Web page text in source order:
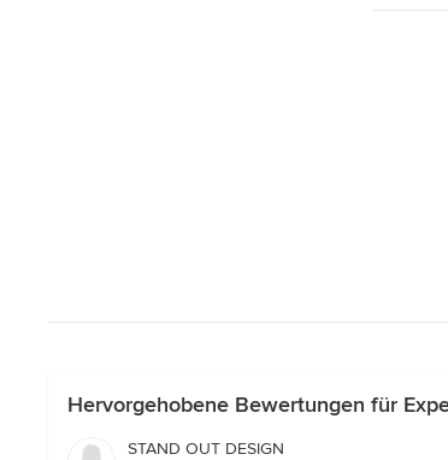
Hervorgehobene Bewertungen für
STAND OUT DESIGN